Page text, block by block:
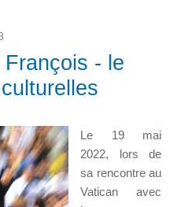
- le
Le 19 mai
2022, lors de
sa rencontre au
Vatican avec